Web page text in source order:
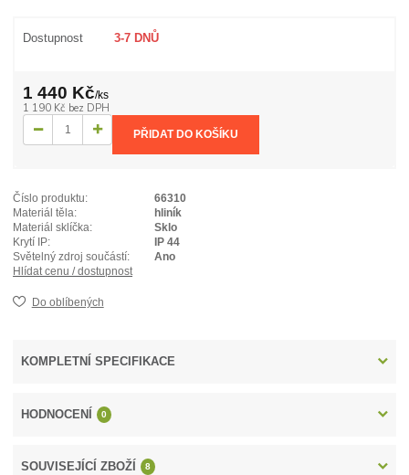
Dostupnost 3-7 DNŮ
1 440 Kč/ks
1 190 Kč bez DPH
PŘIDAT DO KOŠÍKU
Číslo produktu:
66310
Materiál těla:
hliník
Materiál sklíčka:
Sklo
Krytí IP:
IP 44
Světelný zdroj součástí:
Ano
Hlídat cenu / dostupnost
Do oblíbených
KOMPLETNÍ SPECIFIKACE
HODNOCENÍ 0
SOUVISEJÍCÍ ZBOŽÍ 8